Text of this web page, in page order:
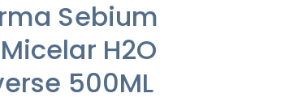
Sebium
H2O
500ML